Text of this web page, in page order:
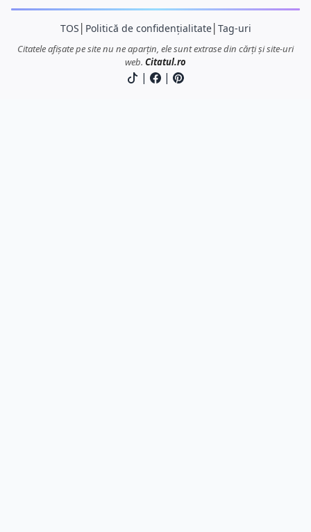
TOS Politică de confidențialitate│ Tag-uri
Citatele afișate pe site nu ne aparțin, ele sunt extrase din cărți și site-uri
web. Citatul.ro
| |